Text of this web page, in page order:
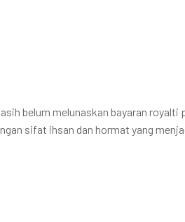
belum melunaskan bayaran
sifat ihsan dan hormat yang